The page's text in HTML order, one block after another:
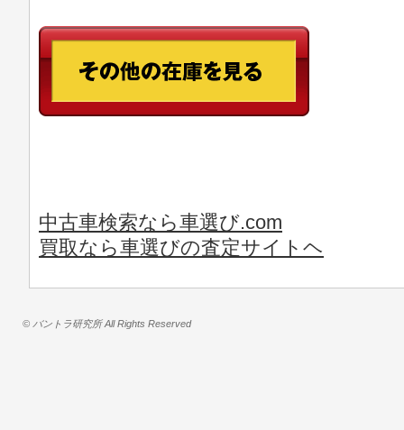
中古車検索なら車選び.com
買取なら車選びの査定サイトヘ
© バントラ研究所 All Rights Reserved